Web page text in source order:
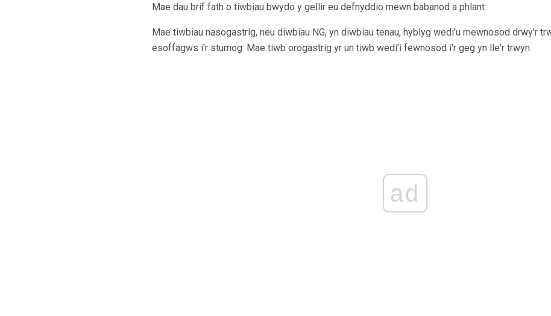
Mae dau brif fath o tiwbiau bwydo y gellir eu defnyddio mewn babanod a phlant:
Mae tiwbiau nasogastrig, neu diwbiau NG, yn diwbiau tenau, hyblyg wedi'u mewnosod drwy'r
esoffagws i'r stumog. Mae tiwb orogastrig yr un tiwb wedi'i fewnosod i'r geg yn lle'r trwyn.
ad